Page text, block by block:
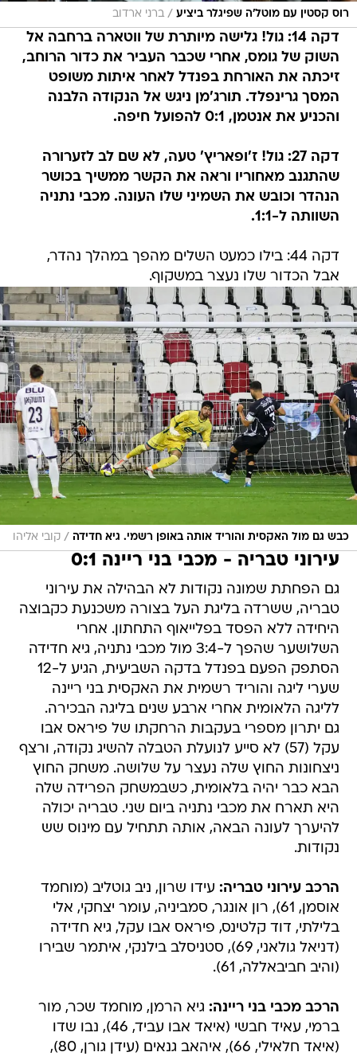
רוס קסטין עם מוטל'ה שפיגלר ביציע / ברני ארדוב
דקה 14: גול! גלישה מיותרת של ווטארה ברחבה אל
השוק של גומס, אחרי שכבר העביר את כדור הרוחב,
זיכתה את האורחת בפנדל לאחר איתות משופט
המסך גרינפלד. תורג'מן ניגש אל הנקודה הלבנה
והכניע את אנטמן, 0:1 להפועל חיפה.
דקה 27: גול! ז'ופאריץ' טעה, לא שם לב לזערורה
שהתגנב מאחוריו וראה את הקשר ממשיך בכושר
הנהדר וכובש את השמיני שלו העונה. מכבי נתניה
השוותה ל-1:1.
דקה 44: בילו כמעט השלים מהפך במהלך נהדר,
אבל הכדור שלו נעצר במשקוף.
כבש גם מול האקסית והוריד אותה באופן רשמי. גיא חדידה / קובי אליהו
עירוני טבריה - מכבי בני ריינה 0:1
גם הפחתת שמונה נקודות לא הבהילה את עירוני
טבריה, ששרדה בליגת העל בצורה משכנעת כקבוצה
היחידה ללא הפסד בפלייאוף התחתון. אחרי
השלושער שהפך ל-3:4 מול מכבי נתניה, גיא חדידה
הסתפק הפעם בפנדל בדקה השביעית, הגיע ל-12
שערי ליגה והוריד רשמית את האקסית בני ריינה
לליגה הלאומית אחרי ארבע שנים בליגה הבכירה.
גם יתרון מספרי בעקבות הרחקתו של פיראס אבו
עקל (57) לא סייע לנועלת הטבלה להשיג נקודה, ורצף
ניצחונות החוץ שלה נעצר על שלושה. משחק החוץ
הבא כבר יהיה בלאומית, כשבמשחק הפרידה שלה
היא תארח את מכבי נתניה ביום שני. טבריה יכולה
להיערך לעונה הבאה, אותה תתחיל עם מינוס שש
נקודות.
הרכב עירוני טבריה: עידו שרון, ניב גוטליב (מוחמד
אוסמן, 61), רון אונגר, סמביניה, עומר יצחקי, אלי
בלילתי, דוד קלטינס, פיראס אבו עקל, גיא חדידה
(דניאל גולאני, 69), סטניסלב בילנקי, איתמר שבירו
(והיב חביבאללה, 61).
הרכב מכבי בני ריינה: גיא הרמן, מוחמד שכר, מור
ברמי, עאיד חבשי (איאד אבו עביד, 46), נבו שדו
(איאד חלאילי, 66), איהאב גנאים (עידן גורן, 80),